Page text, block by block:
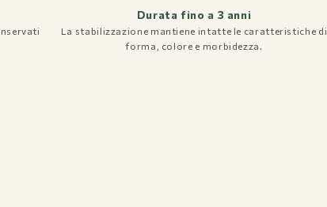
Durata fino a 3 anni
La stabilizzazione mantiene intatte le caratteristiche di
forma, colore e morbidezza.